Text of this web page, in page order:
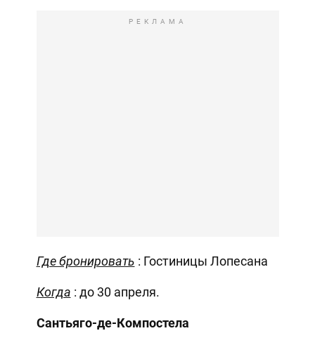
РЕКЛАМА
Где бронировать : Гостиницы Лопесана
Когда : до 30 апреля.
Сантьяго-де-Компостела